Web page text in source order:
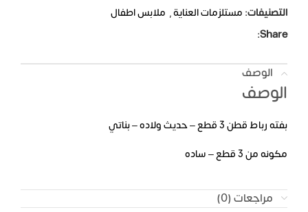
التصنيفات: مستلزمات العناية, ملابس اطفال
Share:
الوصف
الوصف
بفته رباط قطن 3 قطع – حديث ولاده – بناتي
مكونه من 3 قطع – ساده
مراجعات (0)